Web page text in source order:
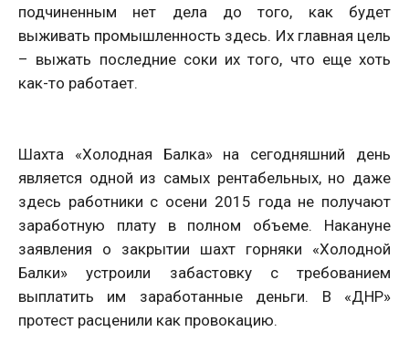
подчиненным нет дела до того, как будет
выживать промышленность здесь. Их главная цель
– выжать последние соки их того, что еще хоть
как-то работает.
Шахта «Холодная Балка» на сегодняшний день
является одной из самых рентабельных, но даже
здесь работники с осени 2015 года не получают
заработную плату в полном объеме. Накануне
заявления о закрытии шахт горняки «Холодной
Балки» устроили забастовку с требованием
выплатить им заработанные деньги. В «ДНР»
протест расценили как провокацию.